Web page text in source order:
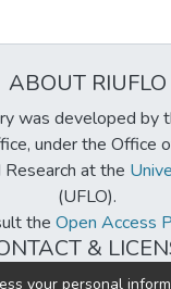
de su
su capacidad de
cuando su
declina.
ABOUT RIUFLO
was developed by
under the Office
Research at the
(UFLO).
the Open Access
&
your personal